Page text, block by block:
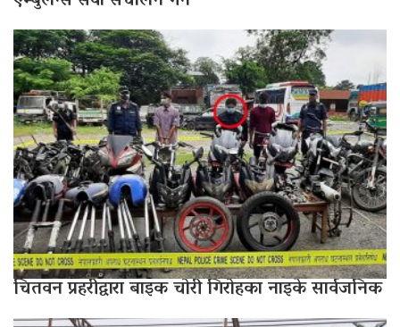
चितवन प्रहरीद्वारा बाइक चोरी गिरोहका नाइके सार्वजनिक